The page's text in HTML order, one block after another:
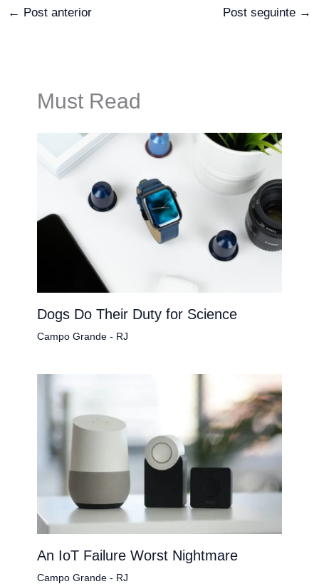
← Post anterior Post seguinte →
Must Read
Dogs Do Their Duty for Science
Campo Grande - RJ
An IoT Failure Worst Nightmare
Campo Grande - RJ